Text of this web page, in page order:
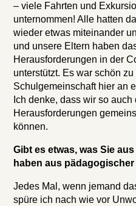
– viele Fahrten und
unternommen! Alle hatten
wieder etwas miteinander
und unsere Eltern haben
Herausforderungen in der
unterstützt. Es war schön
Schulgemeinschaft hier an
Ich denke, dass wir so auch
Herausforderungen
können.
Gibt es etwas, was Sie
haben aus
Jedes Mal, wenn jemand
spüre ich nach wie vor